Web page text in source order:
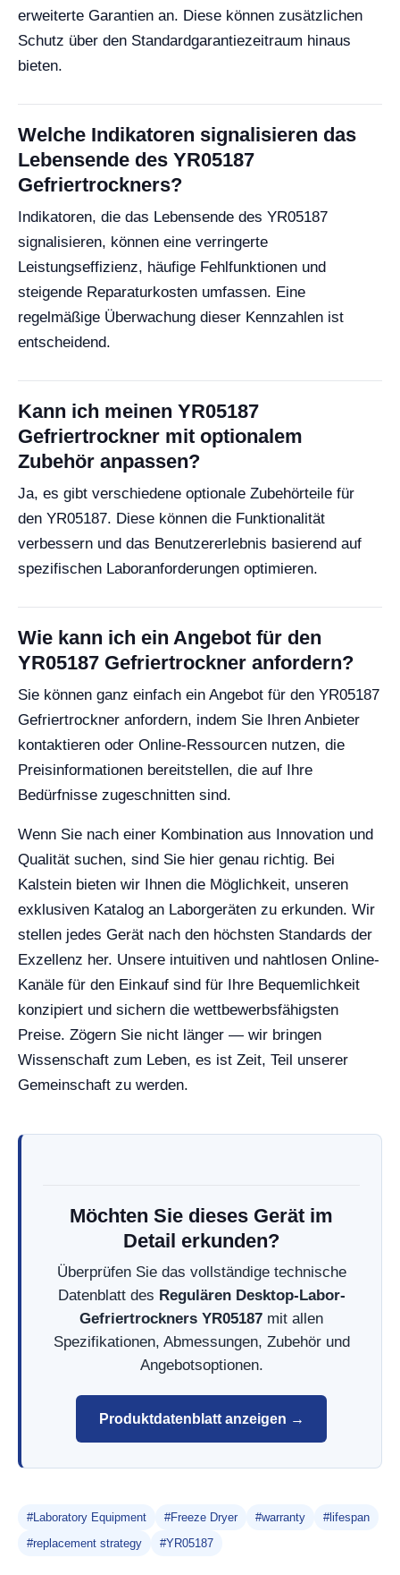
erweiterte Garantien an. Diese können zusätzlichen
Schutz über den Standardgarantiezeitraum hinaus
bieten.
Welche Indikatoren signalisieren das
Lebensende des YR05187
Gefriertrockners?
Indikatoren, die das Lebensende des YR05187
signalisieren, können eine verringerte
Leistungseffizienz, häufige Fehlfunktionen und
steigende Reparaturkosten umfassen. Eine
regelmäßige Überwachung dieser Kennzahlen ist
entscheidend.
Kann ich meinen YR05187
Gefriertrockner mit optionalem
Zubehör anpassen?
Ja, es gibt verschiedene optionale Zubehörteile für
den YR05187. Diese können die Funktionalität
verbessern und das Benutzererlebnis basierend auf
spezifischen Laboranforderungen optimieren.
Wie kann ich ein Angebot für den
YR05187 Gefriertrockner anfordern?
Sie können ganz einfach ein Angebot für den YR05187
Gefriertrockner anfordern, indem Sie Ihren Anbieter
kontaktieren oder Online-Ressourcen nutzen, die
Preisinformationen bereitstellen, die auf Ihre
Bedürfnisse zugeschnitten sind.
Wenn Sie nach einer Kombination aus Innovation und
Qualität suchen, sind Sie hier genau richtig. Bei
Kalstein bieten wir Ihnen die Möglichkeit, unseren
exklusiven Katalog an Laborgeräten zu erkunden. Wir
stellen jedes Gerät nach den höchsten Standards der
Exzellenz her. Unsere intuitiven und nahtlosen Online-
Kanäle für den Einkauf sind für Ihre Bequemlichkeit
konzipiert und sichern die wettbewerbsfähigsten
Preise. Zögern Sie nicht länger — wir bringen
Wissenschaft zum Leben, es ist Zeit, Teil unserer
Gemeinschaft zu werden.
Möchten Sie dieses Gerät im
Detail erkunden?
Überprüfen Sie das vollständige technische
Datenblatt des Regulären Desktop-Labor-
Gefriertrockners YR05187 mit allen
Spezifikationen, Abmessungen, Zubehör und
Angebotsoptionen.
Produktdatenblatt anzeigen →
#Laboratory Equipment #Freeze Dryer #warranty
#lifespan
#replacement strategy
#YR05187